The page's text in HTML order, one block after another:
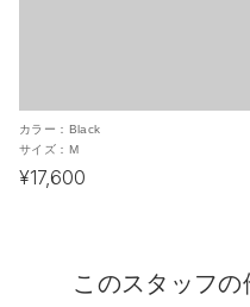
カラー： Black
サイズ： M
¥17,600
このスタッフの